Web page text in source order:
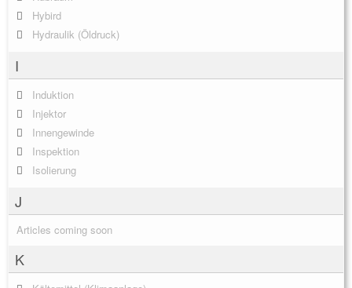
Hybird
Hydraulik (Öldruck)
I
Induktion
Injektor
Innengewinde
Inspektion
Isolierung
J
Articles coming soon
K